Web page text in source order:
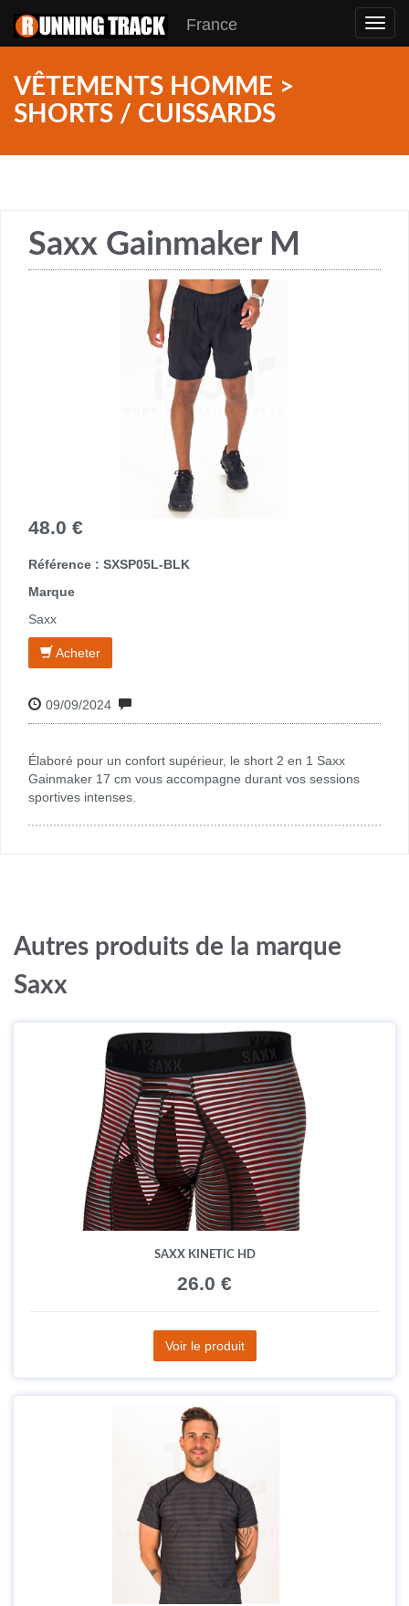
France
VÊTEMENTS HOMME >
SHORTS / CUISSARDS
Saxx Gainmaker M
48.0 €
Référence : SXSP05L-BLK
Marque
Saxx
Acheter
09/09/2024
Élaboré pour un confort supérieur, le short 2 en 1 Saxx
Gainmaker 17 cm vous accompagne durant vos sessions
sportives intenses.
Autres produits de la marque
Saxx
SAXX KINETIC HD
26.0 €
Voir le produit